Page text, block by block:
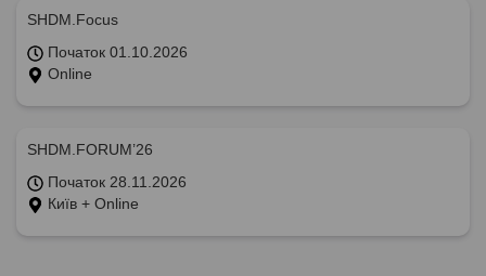
SHDM.Focus
Початок 01.10.2026
Online
SHDM.FORUM’26
Початок 28.11.2026
Київ + Online